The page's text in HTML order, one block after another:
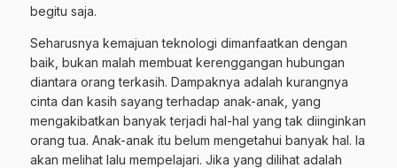
begitu saja.
Seharusnya kemajuan teknologi dimanfaatkan dengan
baik, bukan malah membuat kerenggangan hubungan
diantara orang terkasih. Dampaknya adalah kurangnya
cinta dan kasih sayang terhadap anak-anak, yang
mengakibatkan banyak terjadi hal-hal yang tak diinginkan
orang tua. Anak-anak itu belum mengetahui banyak hal. Ia
akan melihat lalu mempelajari. Jika yang dilihat adalah